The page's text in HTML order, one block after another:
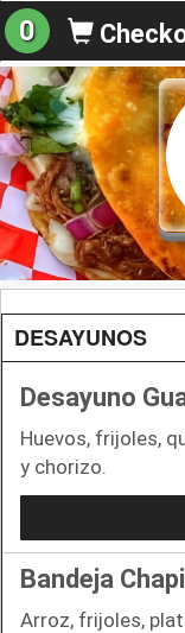
0
DESAYUNOS
Desayuno
Huevos, frijoles,
y chorizo.
Bandeja
Arroz, frijoles,